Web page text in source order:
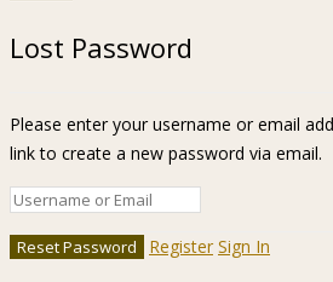
Lost Password
Please enter your username or email
link to create a new password via email.
Register Sign In